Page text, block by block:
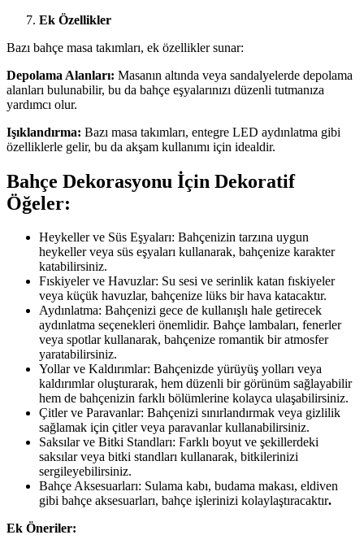
Ek Özellikler
Bazı bahçe masa takımları, ek özellikler sunar:
Depolama Alanları: Masanın altında veya sandalyelerde depolama
alanları bulunabilir, bu da bahçe eşyalarınızı düzenli tutmanıza
yardımcı olur.
Işıklandırma: Bazı masa takımları, entegre LED aydınlatma gibi
özelliklerle gelir, bu da akşam kullanımı için idealdir.
Bahçe Dekorasyonu İçin Dekoratif
Öğeler:
Heykeller ve Süs Eşyaları: Bahçenizin tarzına uygun
heykeller veya süs eşyaları kullanarak, bahçenize karakter
katabilirsiniz.
Fıskiyeler ve Havuzlar: Su sesi ve serinlik katan fıskiyeler
veya küçük havuzlar, bahçenize lüks bir hava katacaktır.
Aydınlatma: Bahçenizi gece de kullanışlı hale getirecek
aydınlatma seçenekleri önemlidir. Bahçe lambaları, fenerler
veya spotlar kullanarak, bahçenize romantik bir atmosfer
yaratabilirsiniz.
Yollar ve Kaldırımlar: Bahçenizde yürüyüş yolları veya
kaldırımlar oluşturarak, hem düzenli bir görünüm sağlayabilir
hem de bahçenizin farklı bölümlerine kolayca ulaşabilirsiniz.
Çitler ve Paravanlar: Bahçenizi sınırlandırmak veya gizlilik
sağlamak için çitler veya paravanlar kullanabilirsiniz.
Saksılar ve Bitki Standları: Farklı boyut ve şekillerdeki
saksılar veya bitki standları kullanarak, bitkilerinizi
sergileyebilirsiniz.
Bahçe Aksesuarları: Sulama kabı, budama makası, eldiven
gibi bahçe aksesuarları, bahçe işlerinizi kolaylaştıracaktır.
Ek Öneriler: